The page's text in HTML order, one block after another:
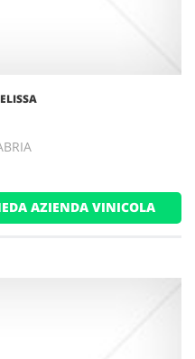
AZIENDA VINICOLA